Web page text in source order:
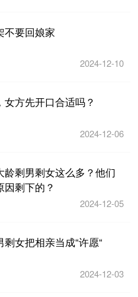
不要回娘家
2024-12-10
女方先开口合适吗？
2024-12-06
龄剩男剩女这么多？他们
因剩下的？
2024-12-05
剩女把相亲当成“许愿“
2024-12-03